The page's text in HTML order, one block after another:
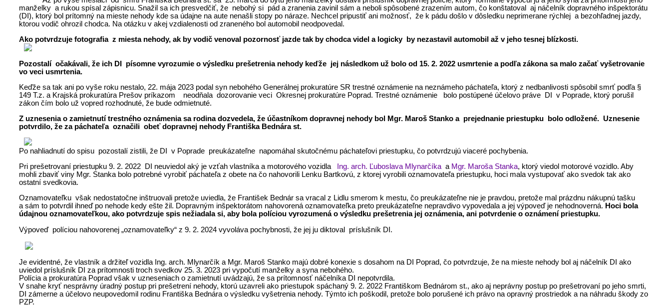
manželky a rukou spísal zápisnicu. Snažil sa ich presvedčiť, že nebohý si pád a zranenia zavinil sám a neboli spôsobené zrazením autom, čo konštatoval aj náčelník dopravného inšpektorátu
(DI), ktorý bol prítomný na mieste nehody kde sa údajne na aute nenašli stopy po náraze. Nechcel pripustiť ani možnosť, že k pádu došlo v dôsledku neprimerane rýchlej a bezohľadnej jazdy,
ktorou vodič ohrozil chodca. Na otázku v akej vzdialenosti od zraneného bol automobil neodpovedal.
Ako potvrdzuje fotografia z miesta nehody, ak by vodič venoval pozornosť jazde tak by chodca videl a logicky by nezastavil automobil až v jeho tesnej blízkosti.
Pozostalí očakávali, že ich DI písomne vyrozumie o výsledku prešetrenia nehody keďže jej následkom už bolo od 15. 2. 2022 usmrtenie a podľa zákona sa malo začať vyšetrovanie
vo veci usmrtenia.
Keďže sa tak ani po vyše roku nestalo, 22. mája 2023 podal syn nebohého Generálnej prokuratúre SR trestné oznámenie na neznámeho páchateľa, ktorý z nedbanlivosti spôsobil smrť podľa §
149 T.z. a Krajská prokuratúra Prešov príkazom neodňala dozorovanie veci Okresnej prokuratúre Poprad. Trestné oznámenie bolo postúpené účelovo práve DI v Poprade, ktorý porušil
zákon čím bolo už vopred rozhodnuté, že bude odmietnuté.
Z uznesenia o zamietnutí trestného oznámenia sa rodina dozvedela, že účastníkom dopravnej nehody bol Mgr. Maroš Stanko a prejednanie priestupku bolo odložené. Uznesenie
potvrdilo, že za páchateľa označili obeť dopravnej nehody Františka Bednára st.
Po nahliadnutí do spisu pozostalí zistili, že DI v Poprade preukázateľne napomáhal skutočnému páchateľovi priestupku, čo potvrdzujú viaceré pochybenia.
Pri prešetrovaní priestupku 9. 2. 2022 DI neuviedol aký je vzťah vlastníka a motorového vozidla
Ing. arch. Ľuboslava Mlynarčíka a Mgr. Maroša Stanka, ktorý viedol motorové vozidlo. Aby
mohli zbaviť viny Mgr. Stanka bolo potrebné vyrobiť páchateľa z obete na čo nahovorili Lenku Bartkovú, z ktorej vyrobili oznamovateľa priestupku, hoci mala vystupovať ako svedok tak ako
ostatní svedkovia.
Oznamovateľku však nedostatočne inštruovali pretože uviedla, že František Bednár sa vracal z Lidlu smerom k mestu, čo preukázateľne nie je pravdou, pretože mal prázdnu nákupnú tašku
a sám to potvrdil ihneď po nehode kedy ešte žil. Dopravným inšpektorátom nahovorená oznamovateľka preto preukázateľne nepravdivo vypovedala a jej výpoveď je nehodnoverná. Hoci bola
údajnou oznamovateľkou, ako potvrdzuje spis nežiadala si, aby bola políciou vyrozumená o výsledku prešetrenia jej oznámenia, ani potvrdenie o oznámení priestupku.
Výpoveď políciou nahovorenej „oznamovateľky“ z 9. 2. 2024 vyvoláva pochybnosti, že jej ju diktoval príslušník DI.
Je evidentné, že vlastník a držiteľ vozidla Ing. arch. Mlynarčík a Mgr. Maroš Stanko majú dobré konexie s dosahom na DI Poprad, čo potvrdzuje, že na mieste nehody bol aj náčelník DI ako
uviedol príslušník DI za prítomnosti troch svedkov 25. 3. 2023 pri vypočutí manželky a syna nebohého.
Polícia a prokuratúra Poprad však v uzneseniach o zamietnutí uvádzajú, že sa prítomnosť náčelníka DI nepotvrdila.
V snahe kryť nesprávny úradný postup pri prešetrení nehody, ktorú uzavreli ako priestupok spáchaný 9. 2. 2022 Františkom Bednárom st., ako aj neprávny postup po prešetrovaní po jeho smrti,
DI zámerne a účelovo neupovedomil rodinu Františka Bednára o výsledku vyšetrenia nehody. Týmto ich poškodil, pretože bolo porušené ich právo na opravný prostriedok a na náhradu škody zo
PZP.